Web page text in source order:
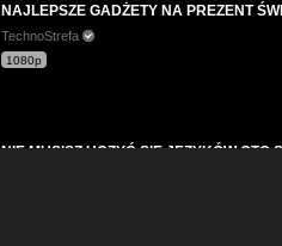
NAJLEPSZE GADŻETY NA PREZENT
TechnoStrefa
1080p
NIE MUSISZ UCZYĆ SIĘ JĘZYKÓW OTO